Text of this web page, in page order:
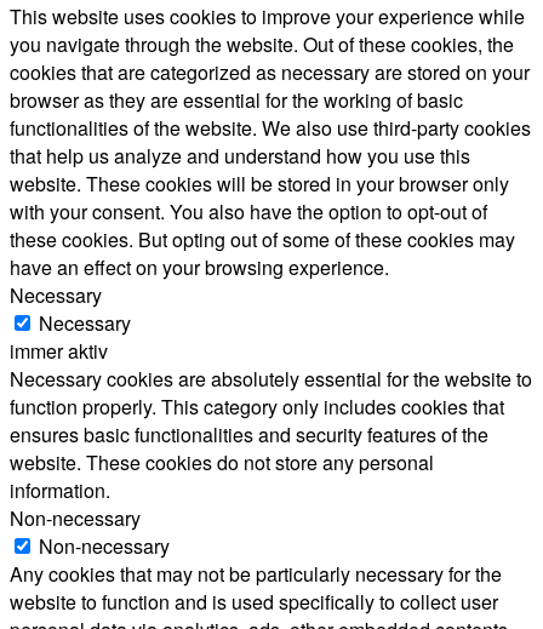
This website uses cookies to improve your experience while
you navigate through the website. Out of these cookies, the
cookies that are categorized as necessary are stored on your
browser as they are essential for the working of basic
functionalities of the website. We also use third-party cookies
that help us analyze and understand how you use this
website. These cookies will be stored in your browser only
with your consent. You also have the option to opt-out of
these cookies. But opting out of some of these cookies may
have an effect on your browsing experience.
Necessary
Necessary
immer aktiv
Necessary cookies are absolutely essential for the website to
function properly. This category only includes cookies that
ensures basic functionalities and security features of the
website. These cookies do not store any personal
information.
Non-necessary
Non-necessary
Any cookies that may not be particularly necessary for the
website to function and is used specifically to collect user